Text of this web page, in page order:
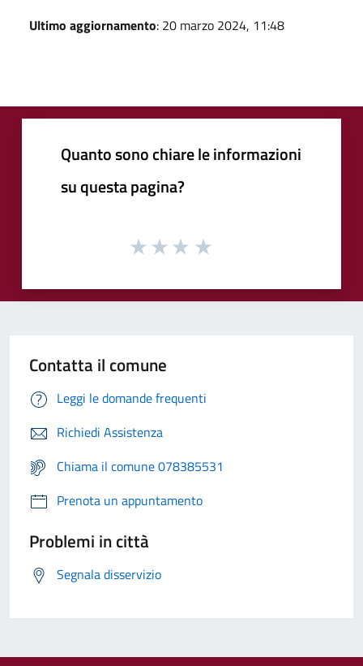
Ultimo aggiornamento: 20 marzo 2024, 11:48
Quanto sono chiare le informazioni
su questa pagina?
Contatta il comune
Leggi le domande frequenti
Richiedi Assistenza
Chiama il comune 078385531
Prenota un appuntamento
Problemi in città
Segnala disservizio